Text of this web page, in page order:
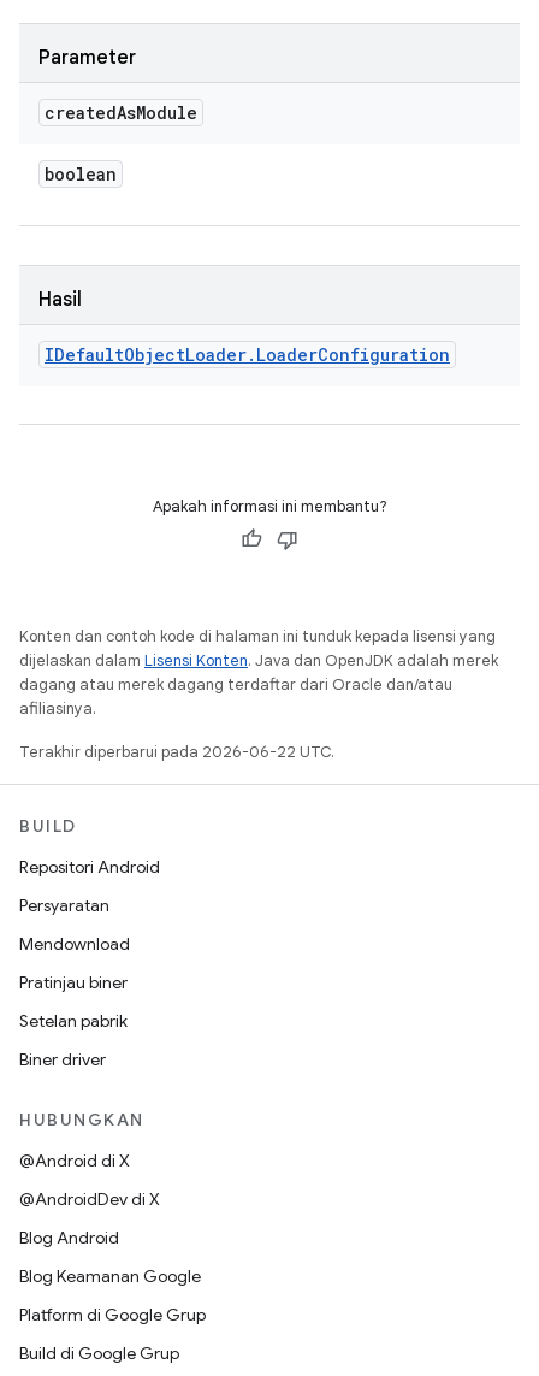
Parameter
createdAsModule
boolean
Hasil
IDefaultObjectLoader. LoaderConfiguration
Apakah informasi ini membantu?
Konten dan contoh kode di halaman ini tunduk kepada lisensi yang
dijelaskan dalam Lisensi Konten. Java dan OpenJDK adalah merek
dagang atau merek dagang terdaftar dari Oracle dan/atau
afiliasinya.
Terakhir diperbarui pada 2026-06-22 UTC.
BUILD
Repositori Android
Persyaratan
Mendownload
Pratinjau biner
Setelan pabrik
Biner driver
HUBUNGKAN
@Android di X
@AndroidDev di X
Blog Android
Blog Keamanan Google
Platform di Google Grup
Build di Google Grup